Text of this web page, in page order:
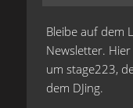
Bleibe auf dem
Newsletter.
um stage223,
dem DJing.